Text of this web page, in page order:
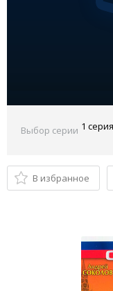
Выбор серии
В избранное